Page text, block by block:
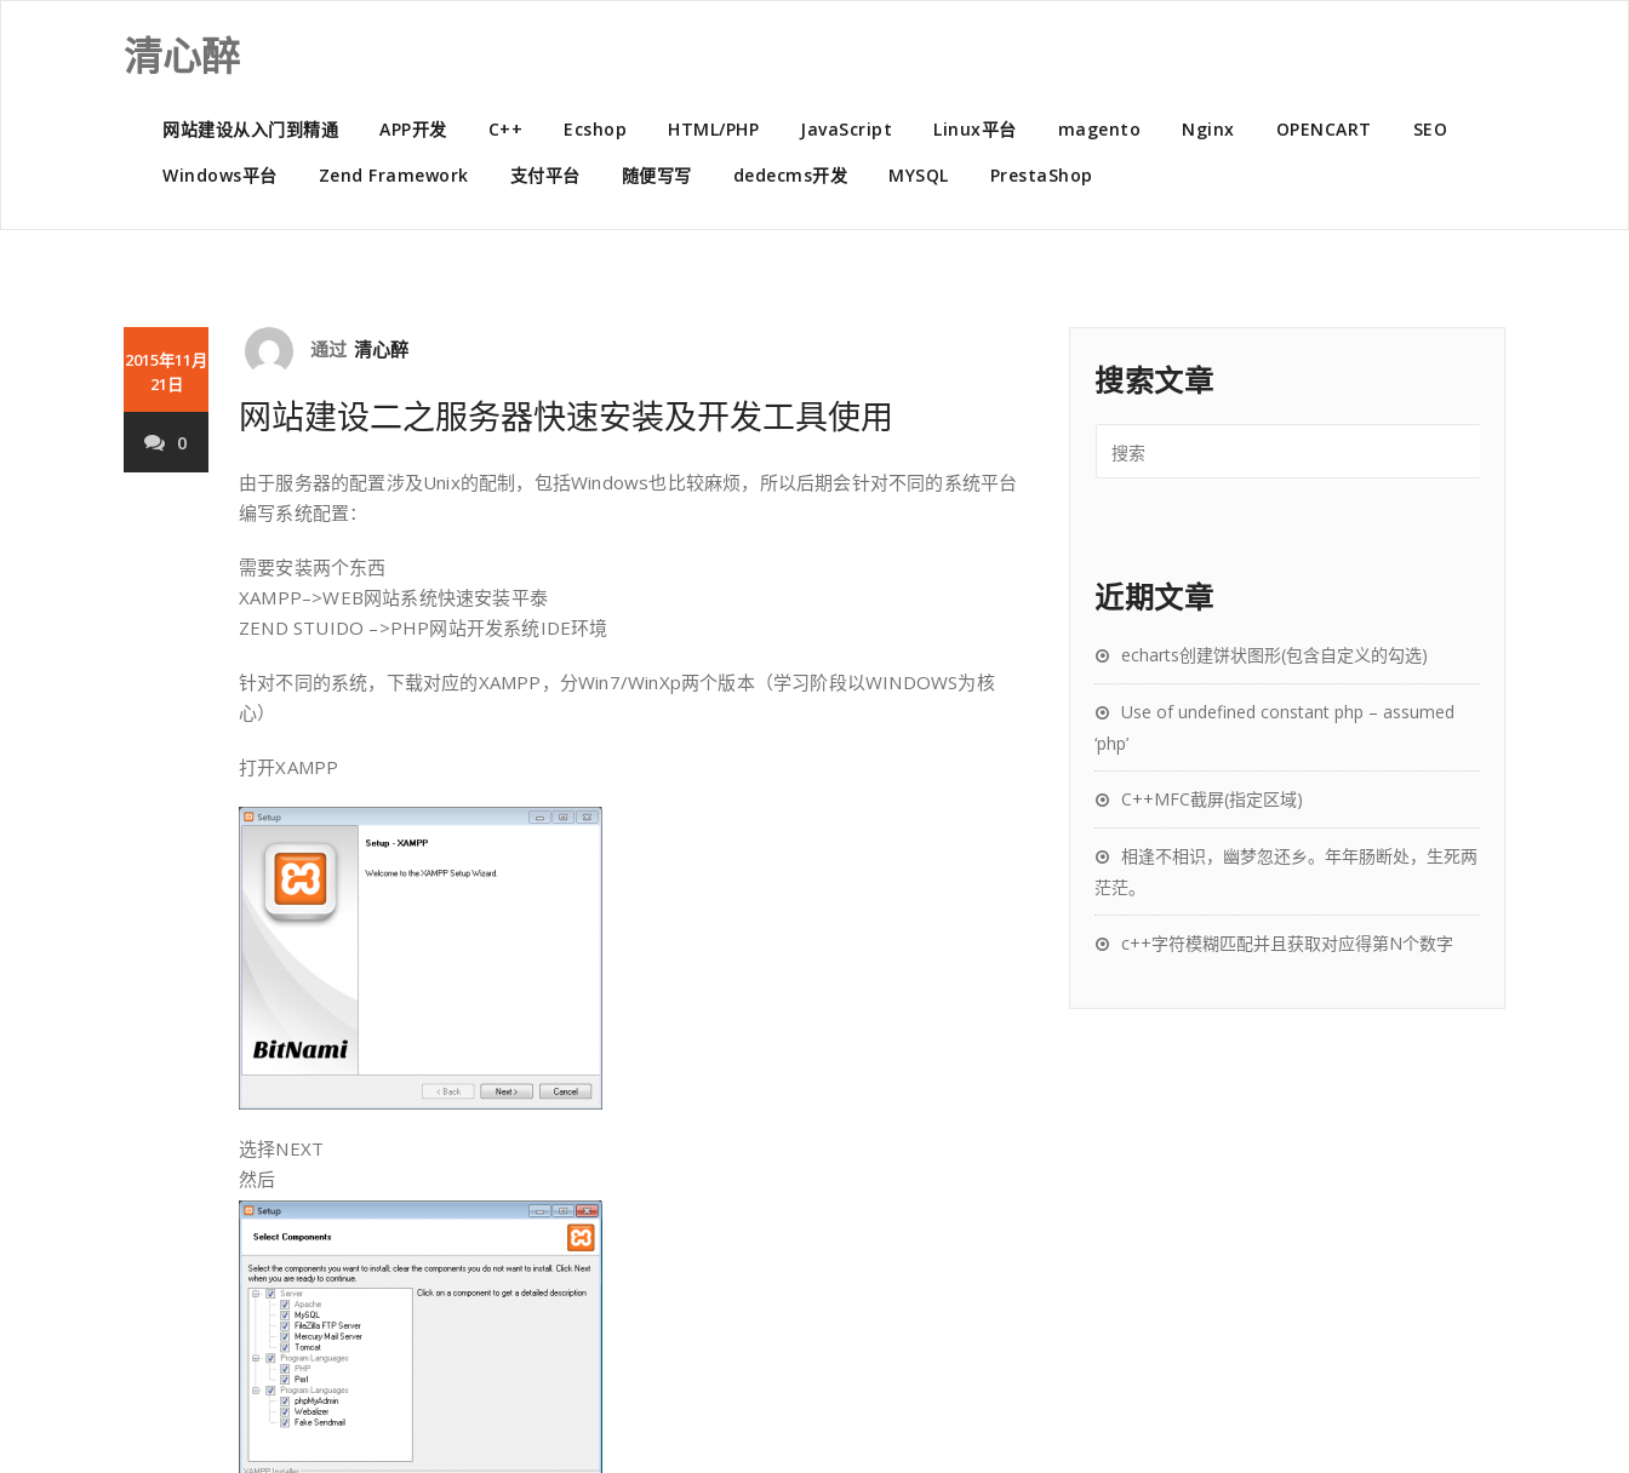
清心醉
网站建设从入门到精通 APP开发 C++ Ecshop HTML/PHP JavaScript Linux平台 magento Nginx OPENCART
SEO
Windows平台
Zend Framework 支付平台 随便写写 dedecms开发 MYSQL PrestaShop
2015年11月
21日
0
通过 清心醉
网站建设二之服务器快速安装及开发工具使用
由于服务器的配置涉及Unix的配制，包括Windows也比较麻烦，所以后期会针对不同的系统平台
编写系统配置：
需要安装两个东西
XAMPP–>WEB网站系统快速安装平泰
ZEND STUIDO –>PHP网站开发系统IDE环境
针对不同的系统，下载对应的XAMPP，分Win7/WinXp两个版本（学习阶段以WINDOWS为核
心）
打开XAMPP
选择NEXT
然后
搜索文章
近期文章
echarts创建饼状图形(包含自定义的勾选)
Use of undefined constant php – assumed
‘php’
C++MFC截屏(指定区域)
相逢不相识，幽梦忽还乡。年年肠断处，生死两
茫茫。
c++字符模糊匹配并且获取对应得第N个数字